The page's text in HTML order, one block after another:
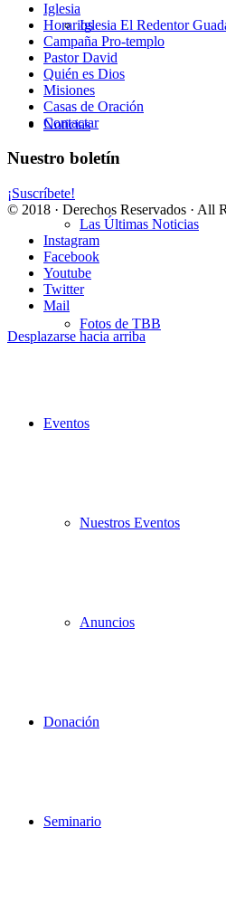
Iglesia El Redentor
Noticias
Las Últimas Noticias
Fotos de TBB
Eventos
Nuestros Eventos
Anuncios
Donación
Seminario
Iglesia
Horarios
Campaña Pro-templo
Pastor David
Quién es Dios
Misiones
Casas de Oración
Contactar
Nuestro boletín
¡Suscríbete!
© 2018 · Derechos Reservados · All
Instagram
Facebook
Youtube
Twitter
Mail
Desplazarse hacia arriba